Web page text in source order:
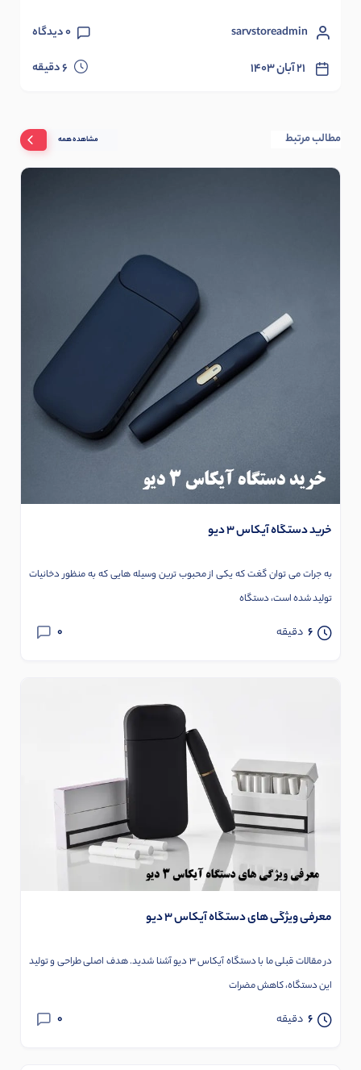
sarvstoreadmin
0دیدگاه
۲۱ آبان ۱۴۰۳ 6دقیقه
مطالب مرتبط مشاهده همه
خرید دستگاه آیکاس 3 دیو
به جرات می توان گغت که یکی از محبوب ترین وسیله هایی که به منظور دخانیات
تولید شده است، دستگاه
6 دقیقه 0
معرفی ویژگی های دستگاه آیکاس 3 دیو
در مقالات قبلی ما با دستگاه آیکاس 3 دیو آشنا شدید. هدف اصلی طراحی و تولید
این دستگاه، کاهش مضرات
6 دقیقه 0